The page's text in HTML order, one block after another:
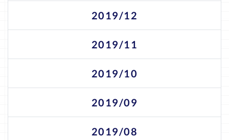
2019/12
2019/11
2019/10
2019/09
2019/08